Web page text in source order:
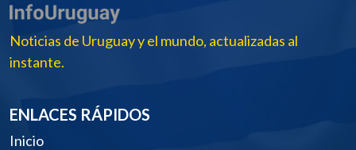
Noticias de Uruguay y el mundo, actualizadas al
instante.
ENLACES RÁPIDOS
Inicio